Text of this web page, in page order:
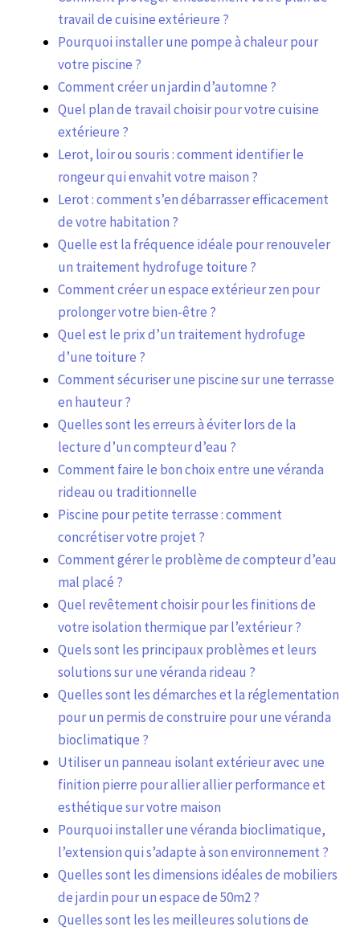
travail de cuisine extérieure ?
Pourquoi installer une pompe à chaleur pour
votre piscine ?
Comment créer un jardin d’automne ?
Quel plan de travail choisir pour votre cuisine
extérieure ?
Lerot, loir ou souris : comment identifier le
rongeur qui envahit votre maison ?
Lerot : comment s’en débarrasser efficacement
de votre habitation ?
Quelle est la fréquence idéale pour renouveler
un traitement hydrofuge toiture ?
Comment créer un espace extérieur zen pour
prolonger votre bien-être ?
Quel est le prix d’un traitement hydrofuge
d’une toiture ?
Comment sécuriser une piscine sur une terrasse
en hauteur ?
Quelles sont les erreurs à éviter lors de la
lecture d’un compteur d’eau ?
Comment faire le bon choix entre une véranda
rideau ou traditionnelle
Piscine pour petite terrasse : comment
concrétiser votre projet ?
Comment gérer le problème de compteur d’eau
mal placé ?
Quel revêtement choisir pour les finitions de
votre isolation thermique par l’extérieur ?
Quels sont les principaux problèmes et leurs
solutions sur une véranda rideau ?
Quelles sont les démarches et la réglementation
pour un permis de construire pour une véranda
bioclimatique ?
Utiliser un panneau isolant extérieur avec une
finition pierre pour allier allier performance et
esthétique sur votre maison
Pourquoi installer une véranda bioclimatique,
l’extension qui s’adapte à son environnement ?
Quelles sont les dimensions idéales de mobiliers
de jardin pour un espace de 50m2 ?
Quelles sont les les meilleures solutions de